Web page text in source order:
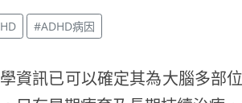
#ADHD病因
資訊已可以確定其為大腦多部